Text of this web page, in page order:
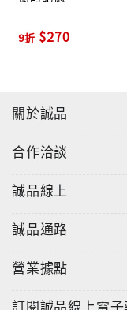
5 無聲煙火 Just
9 時間表
11 世界的角落
9折 $270
關於誠品
合作洽談
誠品線上
誠品通路
營業據點
訂閱誠品線上電子